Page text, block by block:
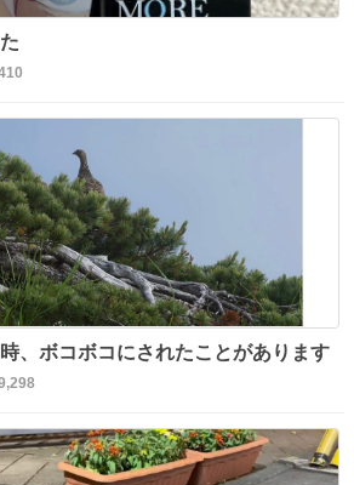
、ボコボコにされたことがあります